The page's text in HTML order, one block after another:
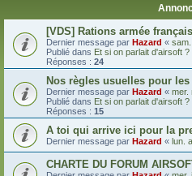
[VDS] Rations armée
Dernier message par Hazard «
Publié dans Et si on parlait d'airsoft ?
Réponses : 24
Nos règles usuelles pour
Dernier message par Hazard « mer.
Publié dans Et si on parlait d'airsoft ?
Réponses : 15
A toi qui arrive ici pour la
Dernier message par Hazard « lun.
CHARTE DU FORUM